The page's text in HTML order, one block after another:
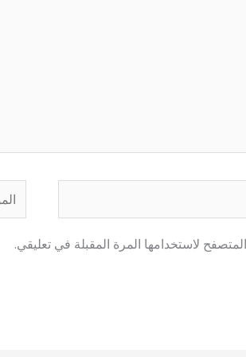
لاستخدامها المرة المقبلة في تعليقي.